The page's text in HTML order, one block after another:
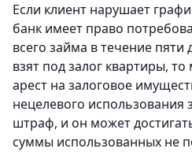
Если клиент нарушает
банк имеет право
всего займа в течение пяти
взят под залог квартиры,
арест на залоговое
нецелевого использования
штраф, и он может
суммы использованных не